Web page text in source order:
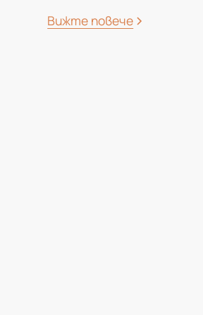
Вижте повече